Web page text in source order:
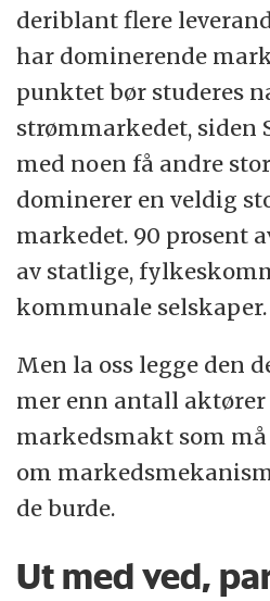
deriblant flere
har dominerende
punktet bør studeres
strømmarkedet, siden
med noen få andre
dominerer en veldig
markedet. 90 prosent
av statlige,
kommunale selskaper.
Men la oss legge den
mer enn antall aktører
markedsmakt som
om
de burde.
Ut med ved,